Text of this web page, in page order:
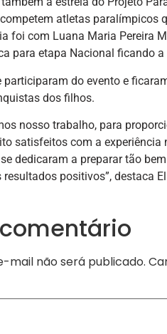
atletas paralímpicos
foi com Luana Maria Pereira
para etapa Nacional ficando
do evento e
dos filhos.
nosso trabalho, para
satisfeitos com a
dedicaram a preparar tão
positivos”, destaca
mail não será publicado.